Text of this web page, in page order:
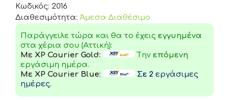
Κωδικός: 2016
Διαθεσιμότητα: Άμεσα Διαθέσιμο
Παράγγειλε τώρα και θα το έχεις εγγυημένα
στα χέρια σου (Αττική):
Με XP Courier Gold:
Tην επόμενη
εργάσιμη ημέρα.
Με XP Courier Blue:
Σε 2 εργάσιμες
ημέρες.